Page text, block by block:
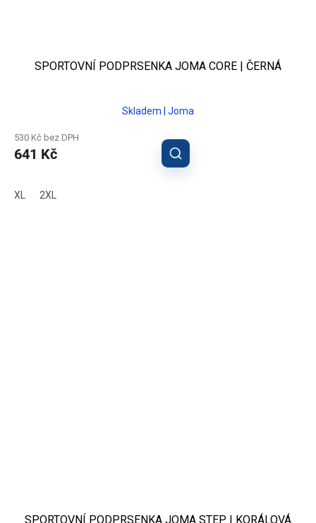
SPORTOVNÍ PODPRSENKA JOMA CORE | ČERNÁ
Skladem | Joma
530 Kč bez DPH
641 Kč
XL 2XL
SPORTOVNÍ PODPRSENKA JOMA STEP | KORÁLOVÁ